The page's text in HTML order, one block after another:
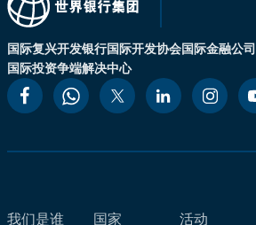
国际复兴开发银行国际开发协会国际金融公司
国际投资争端解决中心
我们是谁
国家
活动